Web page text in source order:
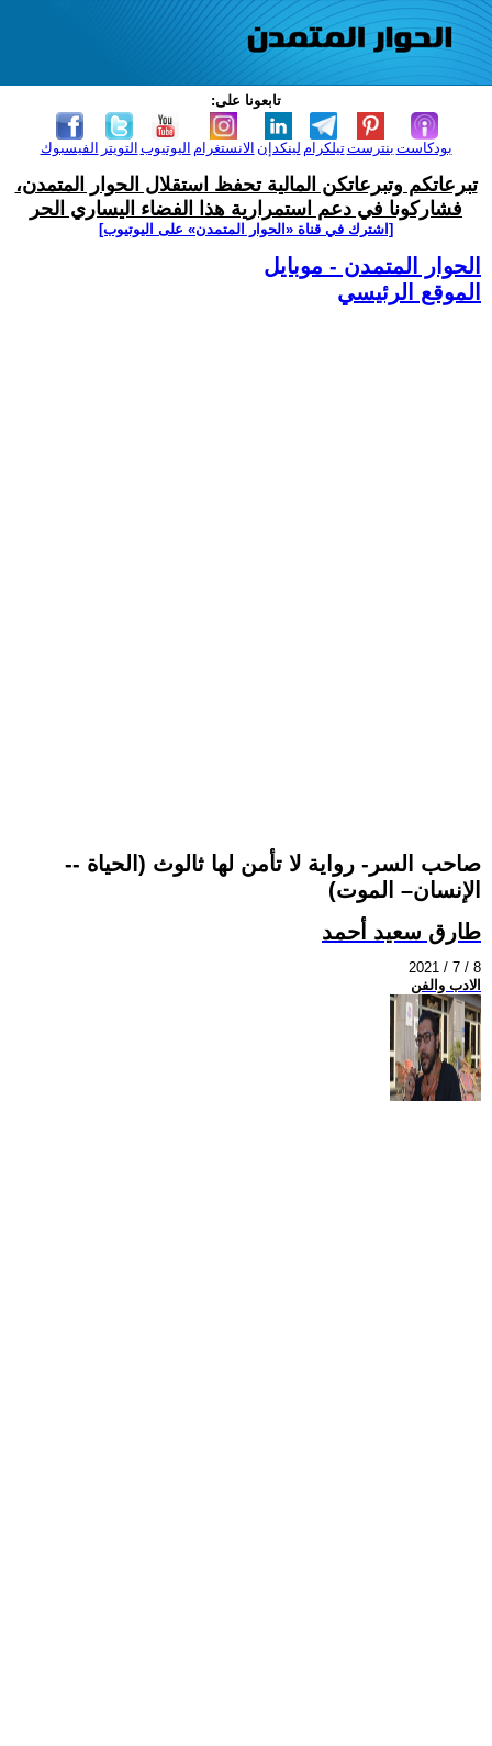
تابعونا على:
الفيسبوك التويتر اليوتيوب الانستغرام لينكدإن تيلكرامبنترست بودكاست
تبرعاتكم وتبرعاتكن المالية تحفظ استقلال الحوار المتمدن،
فشاركونا في دعم استمرارية هذا الفضاء اليساري الحر
[اشترك في قناة ‫«الحوار المتمدن» على اليوتيوب]
الحوار المتمدن - موبايل
الموقع الرئيسي
-صاحب السر- رواية لا تأمن لها ثالوث (الحياة -
الإنسان– الموت)
طارق سعيد أحمد
2021 / 7 / 8
الادب والفن